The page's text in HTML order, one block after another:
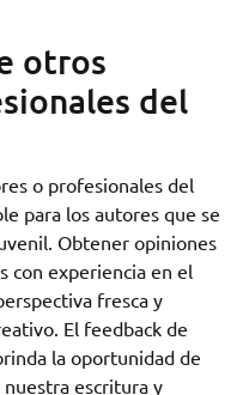
otros
del
o profesionales del
para los autores que se
Obtener opiniones
con experiencia en el
fresca y
El feedback de
la oportunidad de
escritura y